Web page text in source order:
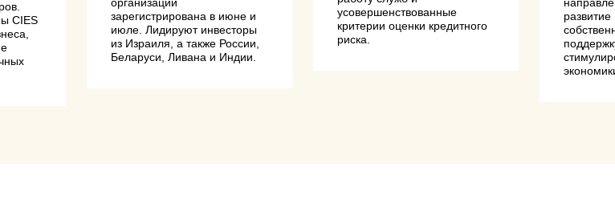
CIES
зарегистрирована в июне и
июле. Лидируют инвесторы
из Израиля, а также России,
Беларуси, Ливана и Индии.
усовершенствованные
критерии оценки кредитного
риска.